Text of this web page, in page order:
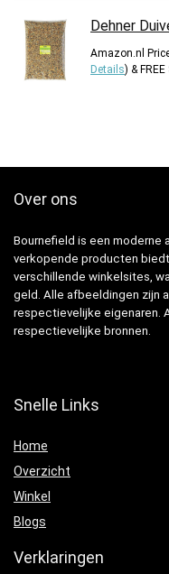
Dehner
Amazon.nl
Details) &
Over ons
Bournefield is een
verkopende producten
verschillende winkelsites,
geld. Alle afbeeldingen zijn
respectievelijke eigenaren.
respectievelijke bronnen.
Snelle Links
Home
Overzicht
Winkel
Blogs
Verklaringen